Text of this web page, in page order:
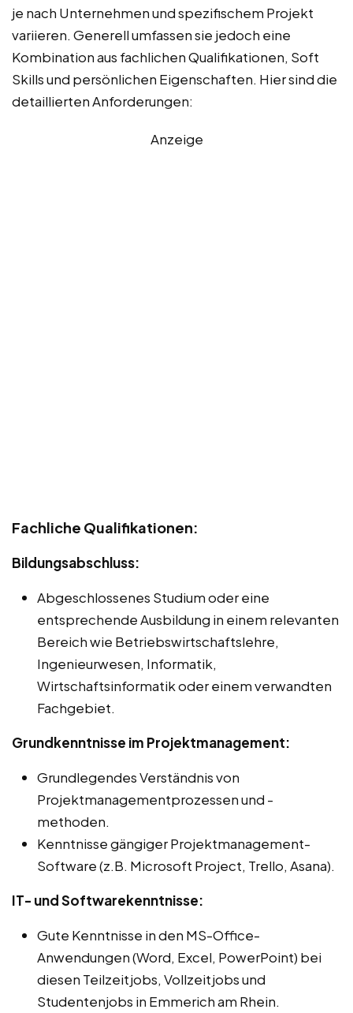
je nach Unternehmen und spezifischem Projekt
variieren. Generell umfassen sie jedoch eine
Kombination aus fachlichen Qualifikationen, Soft
Skills und persönlichen Eigenschaften. Hier sind die
detaillierten Anforderungen:
Anzeige
Fachliche Qualifikationen:
Bildungsabschluss:
Abgeschlossenes Studium oder eine
entsprechende Ausbildung in einem relevanten
Bereich wie Betriebswirtschaftslehre,
Ingenieurwesen, Informatik,
Wirtschaftsinformatik oder einem verwandten
Fachgebiet.
Grundkenntnisse im Projektmanagement:
Grundlegendes Verständnis von
Projektmanagementprozessen und -
methoden.
Kenntnisse gängiger Projektmanagement-
Software (z.B. Microsoft Project, Trello, Asana).
IT- und Softwarekenntnisse:
Gute Kenntnisse in den MS-Office-
Anwendungen (Word, Excel, PowerPoint) bei
diesen Teilzeitjobs, Vollzeitjobs und
Studentenjobs in Emmerich am Rhein.